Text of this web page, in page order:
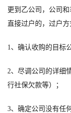
更到乙公司，公司
直接过户的，过户
1、 确认收购的目标
2、 尽调公司的详细
行社保欠款等）
；
3、 确定公司没有任